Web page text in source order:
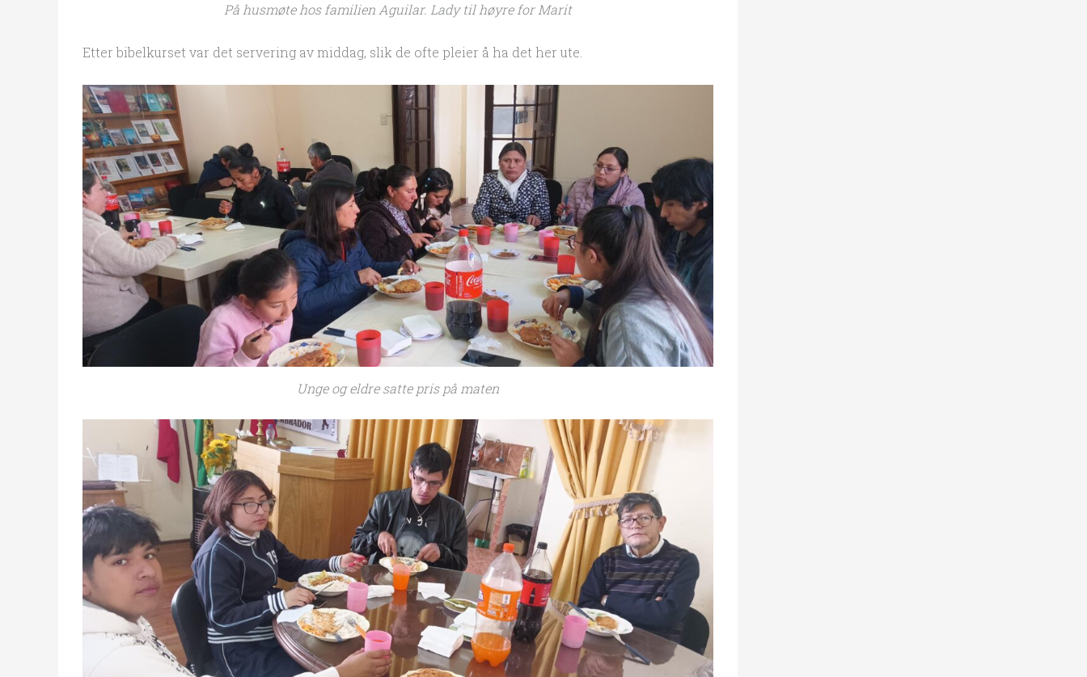
På husmøte hos familien Aguilar. Lady til høyre for Marit
Etter bibelkurset var det servering av middag, slik de ofte pleier å ha det her ute.
Unge og eldre satte pris på maten